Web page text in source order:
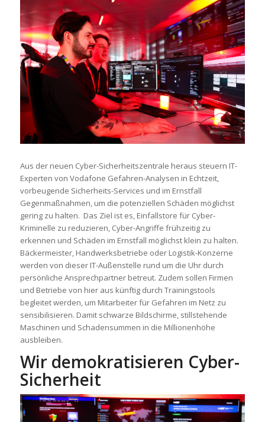
Aus der neuen Cyber-Sicherheitszentrale heraus steuern IT-
Experten von Vodafone Gefahren-Analysen in Echtzeit,
vorbeugende Sicherheits-Services und im Ernstfall
Gegenmaßnahmen, um die potenziellen Schäden möglichst
gering zu halten. Das Ziel ist es, Einfallstore für Cyber-
Kriminelle zu reduzieren, Cyber-Angriffe frühzeitig zu
erkennen und Schäden im Ernstfall möglichst klein zu halten.
Bäckermeister, Handwerksbetriebe oder Logistik-Konzerne
werden von dieser IT-Außenstelle rund um die Uhr durch
persönliche Ansprechpartner betreut. Zudem sollen Firmen
und Betriebe von hier aus künftig durch Trainingstools
begleitet werden, um Mitarbeiter für Gefahren im Netz zu
sensibilisieren. Damit schwarze Bildschirme, stillstehende
Maschinen und Schadensummen in die Millionenhöhe
ausbleiben.
Wir demokratisieren Cyber-
Sicherheit